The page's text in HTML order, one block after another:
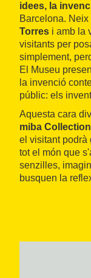
idees, la
Barcelona.
Torres i amb la
visitants per
simplement,
El Museu
la invenció
públic: els
Aquesta cara
miba Collection
el visitant podrà
tot el món que
senzilles,
busquen la
experiència